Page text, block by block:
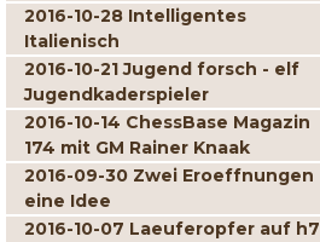
2016-10-28 Intelligentes
Italienisch
2016-10-21 Jugend forsch - elf
Jugendkaderspieler
2016-10-14 ChessBase Magazin
174 mit GM Rainer Knaak
2016-09-30 Zwei Eroeffnungen
eine Idee
2016-10-07 Laeuferopfer auf h7